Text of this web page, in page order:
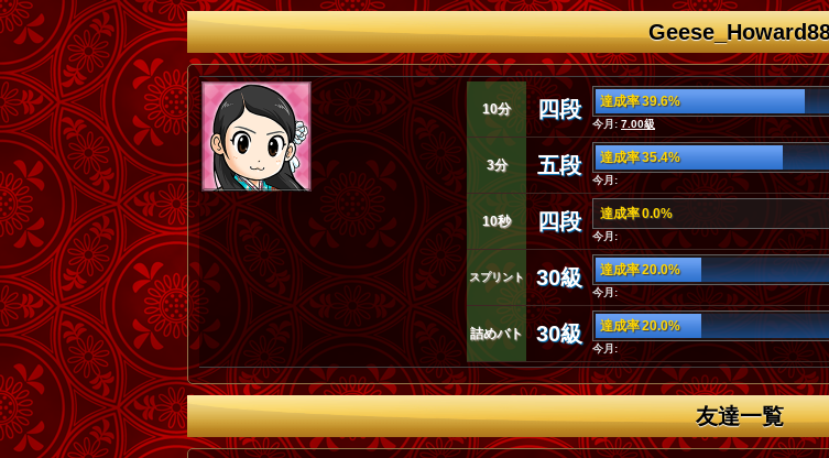
10分 四段 達成率 39.6%
今月:7.00級
3分 五段 達成率 35.4%
今月:
10秒 四段 達成率 0.0%
今月:
スプリント 30級 達成率 20.0%
今月:
詰めバト 30級 達成率 20.0%
今月:
友達一覧